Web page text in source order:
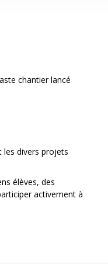
chantier lancé
les divers projets
élèves, des
activement à